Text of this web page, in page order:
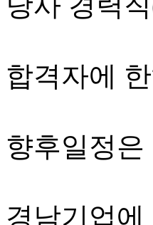
합격자에
향후일정
경남기업